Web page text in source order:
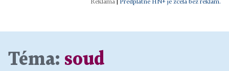
Téma: soud